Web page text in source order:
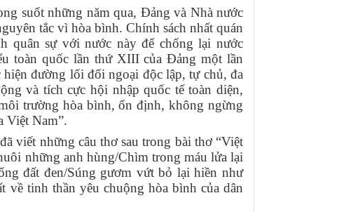
suốt những năm qua, Đảng và Nhà nước
tắc vì hòa bình. Chính sách nhất quán
quân sự với nước này để chống lại nước
toàn quốc lần thứ XIII của Đảng một lần
đường lối đối ngoại độc lập, tự chủ, đa
và tích cực hội nhập quốc tế toàn diện,
trường hòa bình, ổn định, không ngừng
Việt Nam”.
viết những câu thơ sau trong bài thơ “Việt
những anh hùng/Chìm trong máu lửa lại
đất đen/Súng gươm vứt bỏ lại hiền như
về tinh thần yêu chuộng hòa bình của dân